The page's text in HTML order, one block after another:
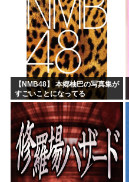
【NMB48】 本郷柚巴の写真集が
すごいことになってる